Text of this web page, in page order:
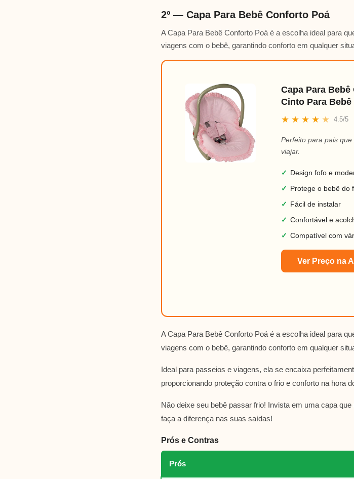
2º — Capa Para Bebê Conforto Poá
A Capa Para Bebê Conforto Poá é a escolha ideal para
viagens com o bebê, garantindo conforto em qualquer
Capa Para
Cinto Para
★ ★ ★ ★ ★ 4.5/5
Perfeito para pais
viajar.
✓ Design fofo e
✓ Protege o bebê do
✓ Fácil de instalar
✓ Confortável e
✓ Compatível com
Ver Preço na
A Capa Para Bebê Conforto Poá é a escolha ideal para
viagens com o bebê, garantindo conforto em qualquer
Ideal para passeios e viagens, ela se encaixa
proporcionando proteção contra o frio e conforto na hora
Não deixe seu bebê passar frio! Invista em uma capa
faça a diferença nas suas saídas!
Prós e Contras
Prós